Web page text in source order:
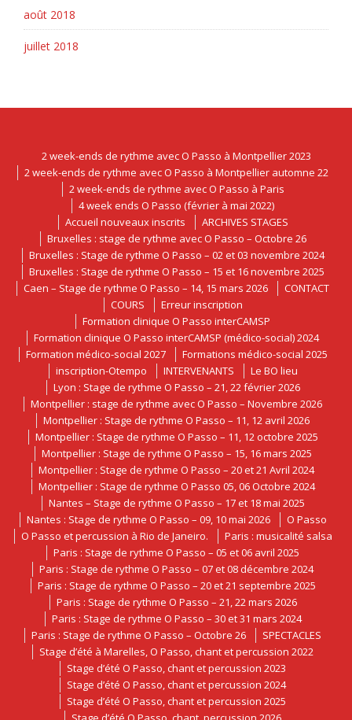
août 2018
juillet 2018
2 week-ends de rythme avec O Passo à Montpellier 2023
2 week-ends de rythme avec O Passo à Montpellier automne 22
2 week-ends de rythme avec O Passo à Paris
4 week ends O Passo (février à mai 2022)
Accueil nouveaux inscrits
ARCHIVES STAGES
Bruxelles : stage de rythme avec O Passo – Octobre 26
Bruxelles : Stage de rythme O Passo – 02 et 03 novembre 2024
Bruxelles : Stage de rythme O Passo – 15 et 16 novembre 2025
Caen – Stage de rythme O Passo – 14, 15 mars 2026
CONTACT
COURS
Erreur inscription
Formation clinique O Passo interCAMSP
Formation clinique O Passo interCAMSP (médico-social) 2024
Formation médico-social 2027
Formations médico-social 2025
inscription-Otempo
INTERVENANTS
Le BO lieu
Lyon : Stage de rythme O Passo – 21, 22 février 2026
Montpellier : stage de rythme avec O Passo – Novembre 2026
Montpellier : Stage de rythme O Passo – 11, 12 avril 2026
Montpellier : Stage de rythme O Passo – 11, 12 octobre 2025
Montpellier : Stage de rythme O Passo – 15, 16 mars 2025
Montpellier : Stage de rythme O Passo – 20 et 21 Avril 2024
Montpellier : Stage de rythme O Passo 05, 06 Octobre 2024
Nantes – Stage de rythme O Passo – 17 et 18 mai 2025
Nantes : Stage de rythme O Passo – 09, 10 mai 2026
O Passo
O Passo et percussion à Rio de Janeiro.
Paris : musicalité salsa
Paris : Stage de rythme O Passo – 05 et 06 avril 2025
Paris : Stage de rythme O Passo – 07 et 08 décembre 2024
Paris : Stage de rythme O Passo – 20 et 21 septembre 2025
Paris : Stage de rythme O Passo – 21, 22 mars 2026
Paris : Stage de rythme O Passo – 30 et 31 mars 2024
Paris : Stage de rythme O Passo – Octobre 26
SPECTACLES
Stage d’été à Marelles, O Passo, chant et percussion 2022
Stage d’été O Passo, chant et percussion 2023
Stage d’été O Passo, chant et percussion 2024
Stage d’été O Passo, chant et percussion 2025